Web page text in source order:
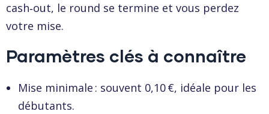
cash‑out, le round se termine et vous perdez
votre mise.
Paramètres clés à connaître
Mise minimale : souvent 0,10 €, idéale pour les
débutants.